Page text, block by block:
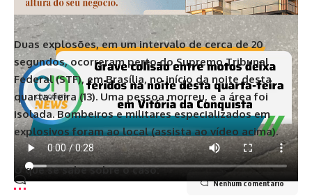
Duas explosões, em um intervalo de cerca de 20
segundos, ocorreram perto do Supremo Tribunal
Federal (STF), em Brasília, no início da noite desta
quarta-feira (13). Uma pessoa morreu, e a área foi
isolada. Bombeiros e militares especializados em
explosivos foram ao local (assista ao vídeo acima).
O que se sabe sobre o caso:
Nenhum comentário